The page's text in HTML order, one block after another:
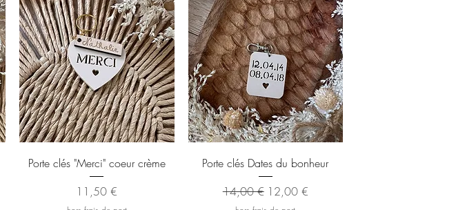
Aperçu rapide
Porte clés "Merci" coeur crème
Prix
11,50 €
Aperçu rapide
Porte clés Dates du bonheur
Prix original
14,00 € Prix promotionnel
12,00 €